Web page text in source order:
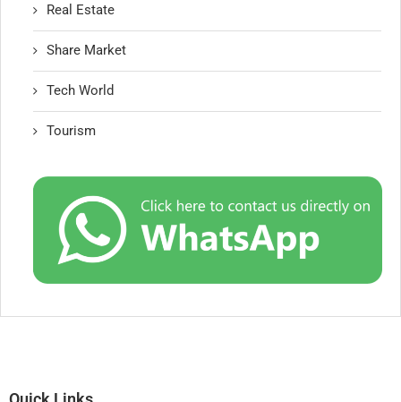
Real Estate
Share Market
Tech World
Tourism